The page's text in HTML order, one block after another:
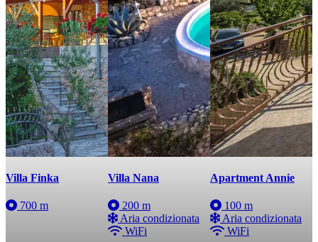
Villa Finka
700 m
Villa Nana
200 m
Aria condizionata
WiFi
Apartment Annie
100 m
Aria condizionata
WiFi